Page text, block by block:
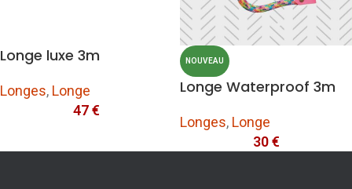
Longe luxe 3m
Longes, Longe
47€
NOUVEAU
Longe Waterproof 3m
Longes, Longe
30€